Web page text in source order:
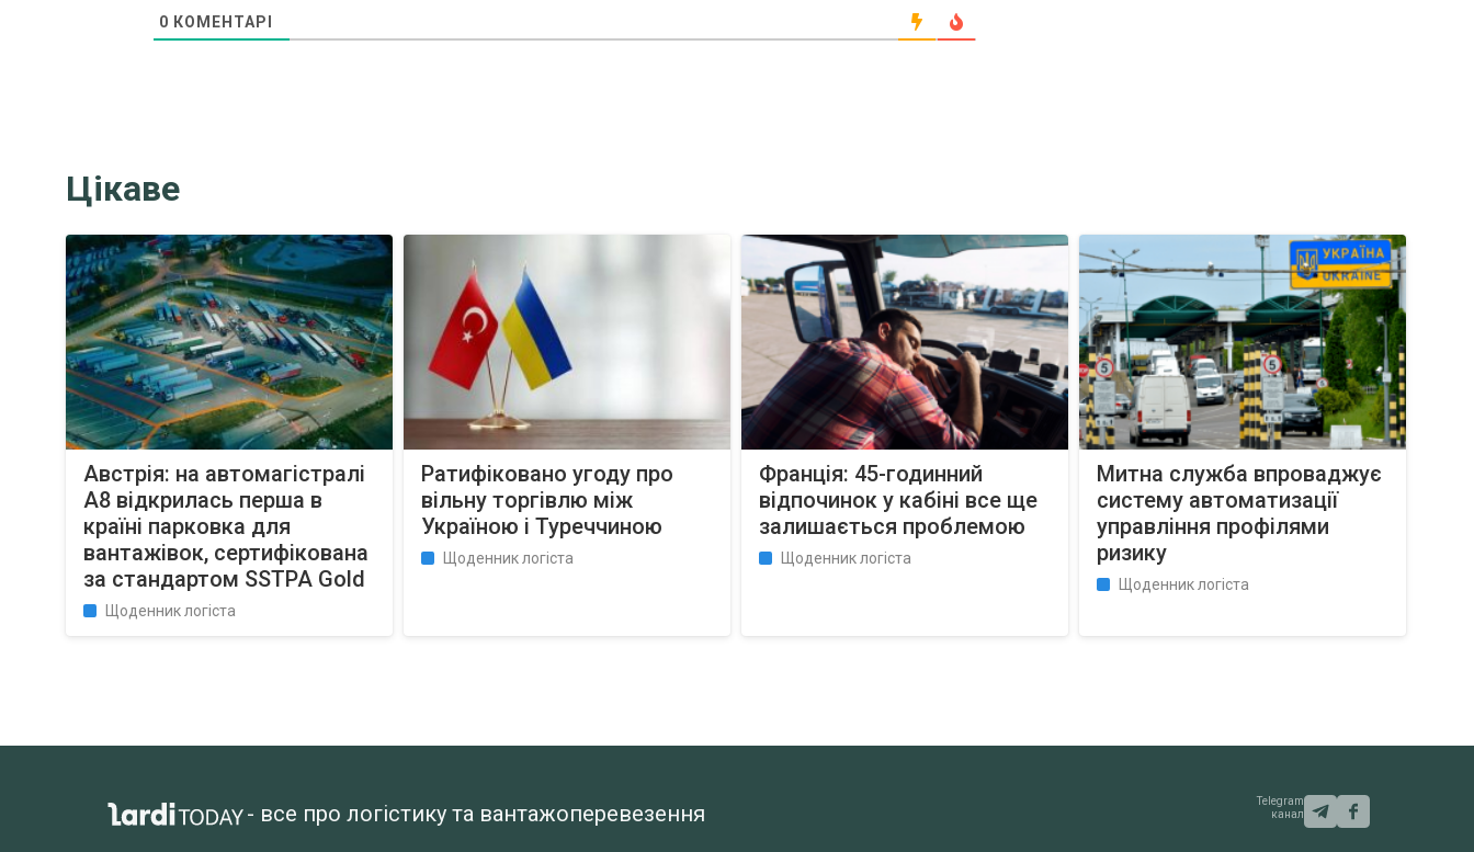
0 КОМЕНТАРІ
Цікаве
Австрія: на автомагістралі
A8 відкрилась перша в
країні парковка для
вантажівок, сертифікована
за стандартом SSTPA Gold
Щоденник логіста
Ратифіковано угоду про
вільну торгівлю між
Україною і Туреччиною
Щоденник логіста
Франція: 45-годинний
відпочинок у кабіні все ще
залишається проблемою
Щоденник логіста
Митна служба впроваджує
систему автоматизації
управління профілями
ризику
Щоденник логіста
- все про логістику та вантажоперевезення
Telegram
канал